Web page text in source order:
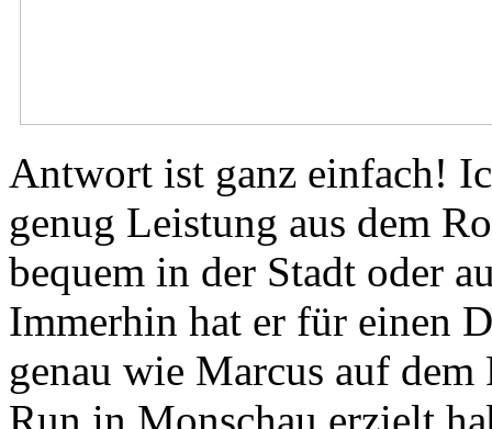
Antwort ist ganz einfach!
genug Leistung aus dem
bequem in der Stadt oder
Immerhin hat er für einen
genau wie Marcus auf